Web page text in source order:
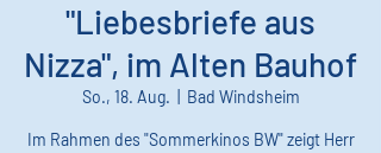
"Liebesbriefe aus
Nizza", im Alten Bauhof
So., 18. Aug. Bad Windsheim
Im Rahmen des "Sommerkinos BW" zeigt Herr